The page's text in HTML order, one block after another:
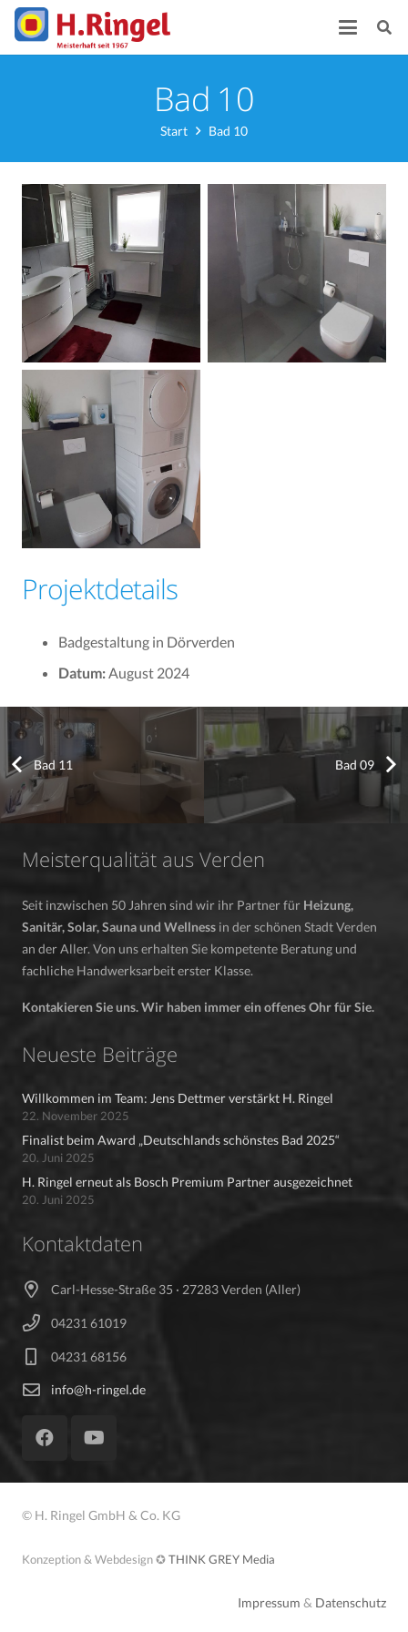
Bad 10
Start Bad 10
Projektdetails
Badgestaltung in Dörverden
Datum:August 2024
Bad 11 Bad 09
Meisterqualität aus Verden
Seit inzwischen 50 Jahren sind wir ihr Partner für Heizung,
Sanitär, Solar, Sauna und Wellness in der schönen Stadt Verden
an der Aller. Von uns erhalten Sie kompetente Beratung und
fachliche Handwerksarbeit erster Klasse.
Kontakieren Sie uns. Wir haben immer ein offenes Ohr für Sie.
Neueste Beiträge
Willkommen im Team: Jens Dettmer verstärkt H. Ringel
22. November 2025
Finalist beim Award „Deutschlands schönstes Bad 2025“
20. Juni 2025
H. Ringel erneut als Bosch Premium Partner ausgezeichnet
20. Juni 2025
Kontaktdaten
Carl-Hesse-Straße 35 · 27283 Verden (Aller)
04231 61019
04231 68156
info@h-ringel.de
© H. Ringel GmbH & Co. KG
Konzeption & Webdesign✪THINK GREY Media
Impressum & Datenschutz